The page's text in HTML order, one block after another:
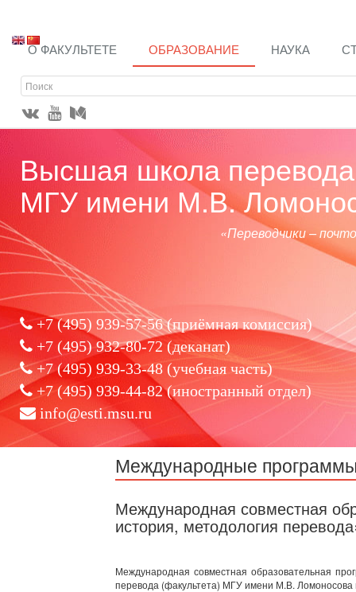
О ФАКУЛЬТЕТЕ ОБРАЗОВАНИЕ НАУКА
Высшая школа
МГУ имени М.В.
«Переводчики –
+7 (495) 939-57-56(приёмная комиссия)
+7 (495) 932-80-72 (деканат)
+7 (495) 939-33-48 (учебная часть)
+7 (495) 939-44-82 (иностранный отдел)
info@esti.msu.ru
Международные
Международная совместная
история, методология
Международная совместная образовательная
перевода (факультета) МГУ имени М.В.